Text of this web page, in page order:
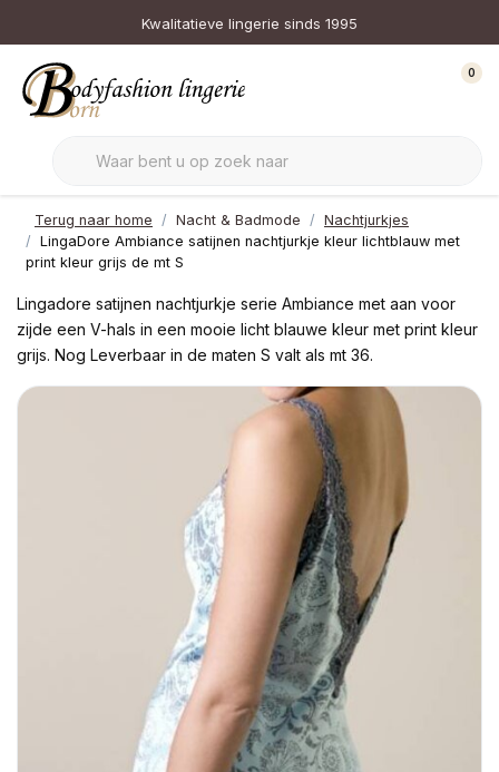
Kwalitatieve lingerie sinds 1995
0
Terug naar home Nacht & Badmode
Nachtjurkjes
LingaDore Ambiance satijnen nachtjurkje kleur lichtblauw met
print kleur grijs de mt S
Lingadore satijnen nachtjurkje serie Ambiance met aan voor
zijde een V-hals in een mooie licht blauwe kleur met print kleur
grijs. Nog Leverbaar in de maten S valt als mt 36.